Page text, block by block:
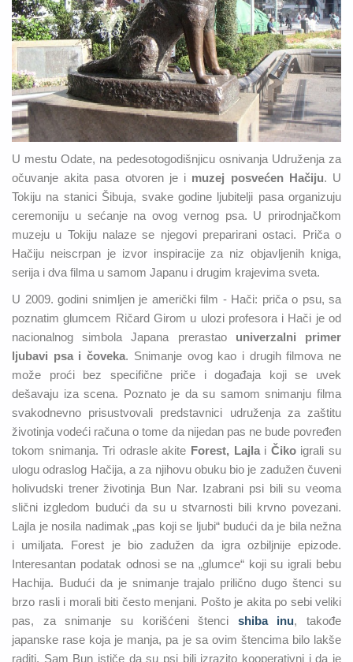
U mestu Odate, na pedesotogodišnjicu osnivanja Udruženja za
očuvanje akita pasa otvoren je i muzej posvećen Hačiju. U
Tokiju na stanici Šibuja, svake godine ljubitelji pasa organizuju
ceremoniju u sećanje na ovog vernog psa. U prirodnjačkom
muzeju u Tokiju nalaze se njegovi preparirani ostaci. Priča o
Hačiju neiscrpan je izvor inspiracije za niz objavljenih kniga,
serija i dva filma u samom Japanu i drugim krajevima sveta.
U 2009. godini snimljen je američki film - Hači: priča o psu, sa
poznatim glumcem Ričard Girom u ulozi profesora i Hači je od
nacionalnog simbola Japana prerastao univerzalni primer
ljubavi psa i čoveka. Snimanje ovog kao i drugih filmova ne
može proći bez specifične priče i događaja koji se uvek
dešavaju iza scena. Poznato je da su samom snimanju filma
svakodnevno prisustvovali predstavnici udruženja za zaštitu
životinja vodeći računa o tome da nijedan pas ne bude povređen
tokom snimanja. Tri odrasle akite Forest, Lajla i Čiko igrali su
ulogu odraslog Hačija, a za njihovu obuku bio je zadužen čuveni
holivudski trener životinja Bun Nar. Izabrani psi bili su veoma
slični izgledom budući da su u stvarnosti bili krvno povezani.
Lajla je nosila nadimak „pas koji se ljubi“ budući da je bila nežna
i umiljata. Forest je bio zadužen da igra ozbiljnije epizode.
Interesantan podatak odnosi se na „glumce“ koji su igrali bebu
Hachija. Budući da je snimanje trajalo prilično dugo štenci su
brzo rasli i morali biti često menjani. Pošto je akita po sebi veliki
pas, za snimanje su korišćeni štenci shiba inu, takođe
japanske rase koja je manja, pa je sa ovim štencima bilo lakše
raditi. Sam Bun ističe da su psi bili izrazito kooperativni i da je